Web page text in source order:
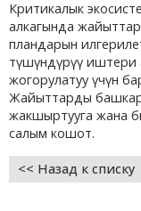
Критикалык
алкагында
пландарын
түшүндүрүү иштери
жогорулатуу үчүн
Жайыттарды
жакшыртууга жана
салым кошот.
<< Назад к списку